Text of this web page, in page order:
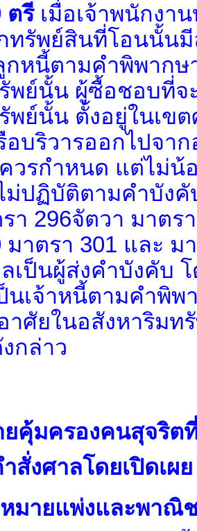
ตรีเมื่อเจ้าพนักงา
ทรัพย์สินที่โอนนั้น
กหนี้ตามคำพิพากษ
พย์นั้น ผู้ซื้อชอบที่จ
พย์นั้น ตั้งอยู่ในเข
บริวารออกไปจา
วรกำหนด แต่ไม่น้
ม่ปฏิบัติตามคำบัง
า 296จัตวา มาตร
มาตรา 301 และ ม
เป็นผู้ส่งคำบังคับ
นเจ้าหนี้ตามคำพิ
าศัยในอสังหาริม
กล่าว
คุ้มครองคนสุจริต
สั่งศาลโดยเปิดเผย
มายแพ่งและพาณิ